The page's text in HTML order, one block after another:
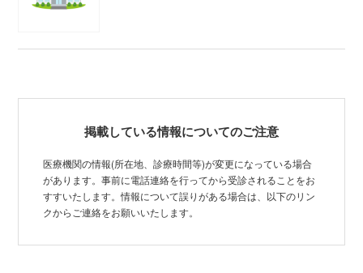
掲載している情報についてのご注意
医療機関の情報(所在地、診療時間等)が変更になっている場合
があります。事前に電話連絡を行ってから受診されることをお
すすいたします。情報について誤りがある場合は、以下のリン
クからご連絡をお願いいたします。